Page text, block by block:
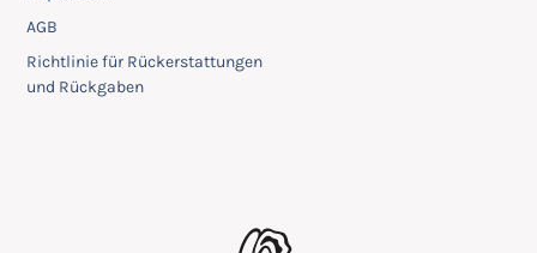
AGB
Richtlinie für Rückerstattungen
und Rückgaben